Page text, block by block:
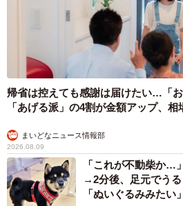
帰省は控えても感謝は届けたい…「
「あげる派」の4割が金額アップ、相
まいどなニュース情報部
2026.08.09
「これが不動柴か…
→2分後、足元でう
「ぬいぐるみみたい」